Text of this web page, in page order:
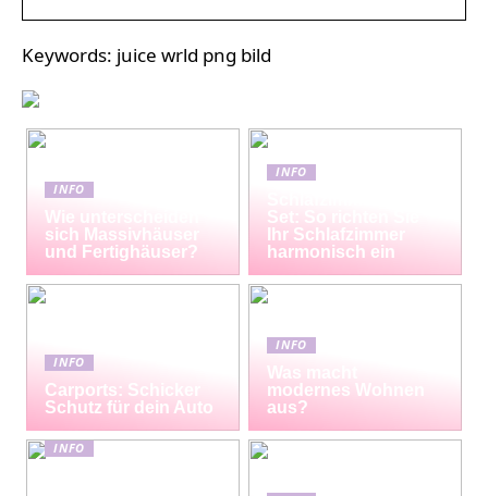
Keywords: juice wrld png bild
INFO
Wie unterscheiden
sich Massivhäuser
und Fertighäuser?
INFO
Set: So richten Sie
Ihr Schlafzimmer
harmonisch ein
INFO
Carports: Schicker
Schutz für dein Auto
INFO
Was macht
modernes Wohnen
aus?
INFO